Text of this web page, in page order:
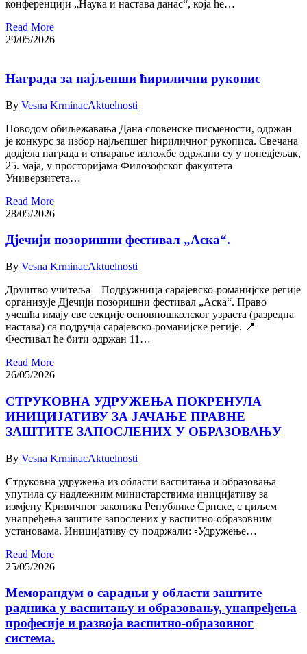
конференцији „Наука и настава данас“, која ће…
Read More
29/05/2026
Награда за најљепши ћирилични рукопис
By Vesna KrminacAktuelnosti
Поводом обиљежавања Дана словенске писмености, одржан
је конкурс за избор најљепшег ћириличног рукописа. Свечана
додјела награда и отварање изложбе одржани су у понедјељак,
25. маја, у просторијама Филозофског факултета
Универзитета…
Read More
28/05/2026
Дјечији позоришни фестивал „Аска“.
By Vesna KrminacAktuelnosti
Друштво учитеља – Подружница сарајевско-романијске регије
организује Дјечији позоришни фестивал „Аска“. Право
учешћа имају све секције основношколског узраста (разредна
настава) са подручја сарајевско-романијске регије. 📍
Фестивал ће бити одржан 11…
Read More
26/05/2026
СТРУКОВНА УДРУЖЕЊА ПОКРЕНУЛА
ИНИЦИЈАТИВУ ЗА ЈАЧАЊЕ ПРАВНЕ
ЗАШТИТЕ ЗАПОСЛЕНИХ У ОБРАЗОВАЊУ
By Vesna KrminacAktuelnosti
Струковна удружења из области васпитања и образовања
упутила су надлежним министарствима иницијативу за
измјену Кривичног законика Републике Српске, с циљем
унапређења заштите запослених у васпитно-образовним
установама. Иницијативу су подржали: ▫️Удружење…
Read More
25/05/2026
Меморандум о сарадњи у области заштите
радника у васпитању и образовању, унапређења
професије и развоја васпитно-образовног
система.